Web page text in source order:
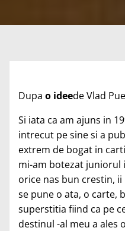
Dupa o ideede Vlad
Si iata ca am ajuns in
intrecut pe sine si a
extrem de bogat in
mi-am botezat juniorul
orice nas bun crestin,
se pune o ata, o carte,
superstitia fiind ca pe
destinul -al meu a ales